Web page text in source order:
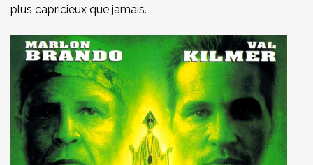
plus capricieux que jamais.